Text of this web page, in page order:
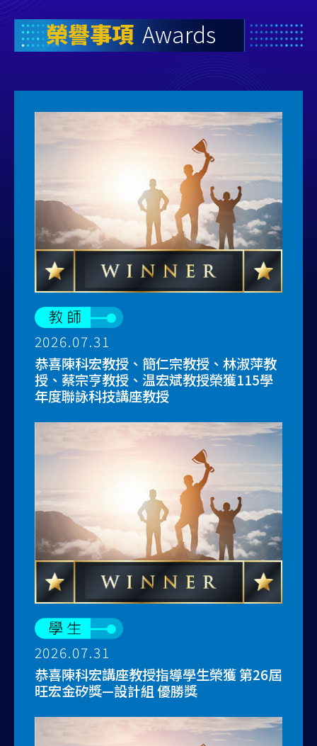
榮譽事項 Awards
2026.07.31
恭喜陳科宏教授、簡仁宗教授、林淑萍教
授、蔡宗亨教授、温宏斌教授榮獲115學
年度聯詠科技講座教授
2026.07.31
恭喜陳科宏講座教授指導學生榮獲 第26屆
旺宏金矽獎—設計組 優勝獎